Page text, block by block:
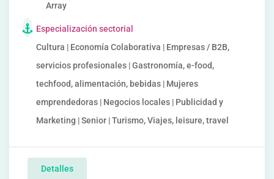
Array
Especialización sectorial
Cultura | Economía Colaborativa | Empresas / B2B,
servicios profesionales | Gastronomía, e-food,
techfood, alimentación, bebidas | Mujeres
emprendedoras | Negocios locales | Publicidad y
Marketing | Senior | Turismo, Viajes, leisure, travel
Detalles